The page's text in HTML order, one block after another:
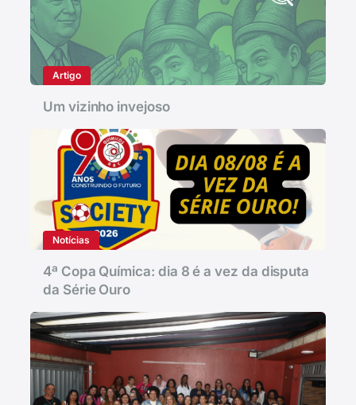
Artigo
Um vizinho invejoso
Notícias
4ª Copa Química: dia 8 é a vez da disputa
da Série Ouro